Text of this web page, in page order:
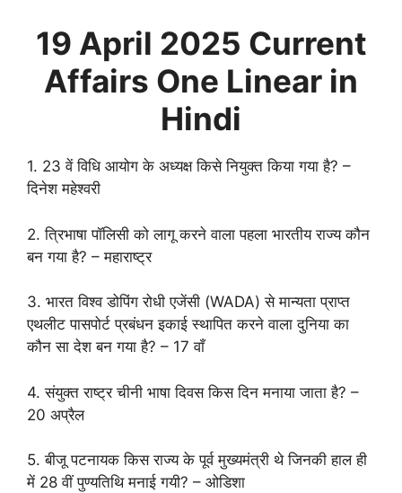
19 April 2025 Current
Affairs One Linear in
Hindi
1. 23 वें विधि आयोग के अध्यक्ष किसे नियुक्त किया गया है? –
दिनेश महेश्वरी
2. त्रिभाषा पॉलिसी को लागू करने वाला पहला भारतीय राज्य कौन
बन गया है? – महाराष्ट्र
3. भारत विश्व डोपिंग रोधी एजेंसी (WADA) से मान्यता प्राप्त
एथलीट पासपोर्ट प्रबंधन इकाई स्थापित करने वाला दुनिया का
कौन सा देश बन गया है? – 17 वाँ
4. संयुक्त राष्ट्र चीनी भाषा दिवस किस दिन मनाया जाता है? –
20 अप्रैल
5. बीजू पटनायक किस राज्य के पूर्व मुख्यमंत्री थे जिनकी हाल ही
में 28 वीं पुण्यतिथि मनाई गयी? – ओडिशा